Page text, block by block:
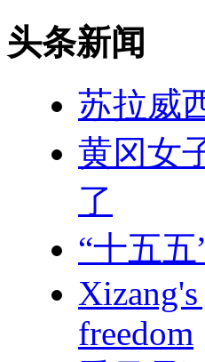
头条新闻
苏拉威
黄冈女
了
“十五
freedom